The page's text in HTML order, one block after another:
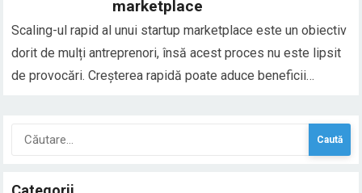
marketplace
Scaling-ul rapid al unui startup marketplace este un obiectiv
dorit de mulți antreprenori, însă acest proces nu este lipsit
de provocări. Creșterea rapidă poate aduce beneficii
venituri mai mari, dar și riscuri asociate cu complexitatea
gestionării unei afaceri care…
Caută